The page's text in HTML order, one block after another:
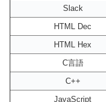
Slack
HTML Dec
HTML Hex
C言語
C++
JavaScript